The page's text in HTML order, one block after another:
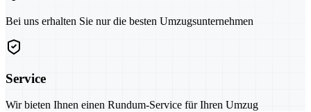
Bei uns erhalten Sie nur die besten Umzugsunternehmen
Service
Wir bieten Ihnen einen Rundum-Service für Ihren Umzug